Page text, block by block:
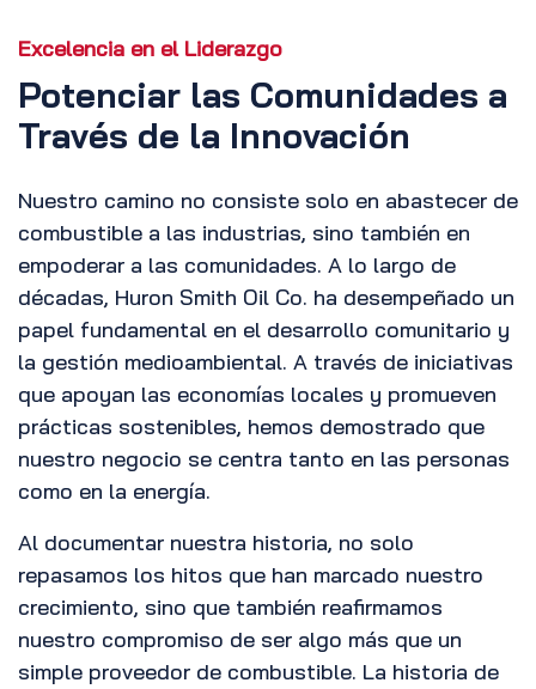
Excelencia en el Liderazgo
Potenciar las Comunidades a
Través de la Innovación
Nuestro camino no consiste solo en abastecer de
combustible a las industrias, sino también en
empoderar a las comunidades. A lo largo de
décadas, Huron Smith Oil Co. ha desempeñado un
papel fundamental en el desarrollo comunitario y
la gestión medioambiental. A través de iniciativas
que apoyan las economías locales y promueven
prácticas sostenibles, hemos demostrado que
nuestro negocio se centra tanto en las personas
como en la energía.
Al documentar nuestra historia, no solo
repasamos los hitos que han marcado nuestro
crecimiento, sino que también reafirmamos
nuestro compromiso de ser algo más que un
simple proveedor de combustible. La historia de